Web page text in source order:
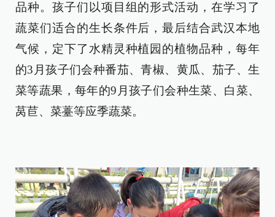
品种。孩子们以项目组的形式活动，在学习了
蔬菜们适合的生长条件后，最后结合武汉本地
气候，定下了水精灵种植园的植物品种，每年
的3月孩子们会种番茄、青椒、黄瓜、茄子、生
菜等蔬果，每年的9月孩子们会种生菜、白菜、
莴苣、菜薹等应季蔬菜。